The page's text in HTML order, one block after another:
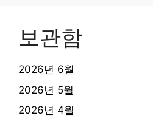
보관함
2026년 6월
2026년 5월
2026년 4월